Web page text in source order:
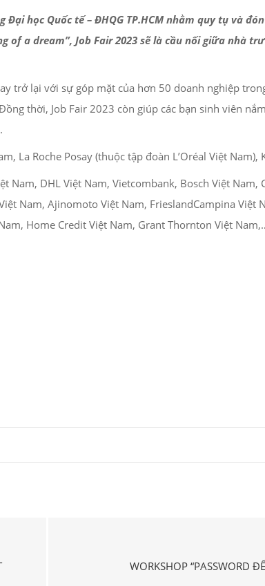
học Quốc tế – ĐHQG TP.HCM nhằm quy tụ và
of a dream”, Job Fair 2023 sẽlà cầu nối giữa nhà
lại với sự góp mặt của hơn 50 doanh nghiệp
thời, Job Fair 2023 còn giúp các bạn sinh viên
La Roche Posay (thuộc tập đoàn L’Oréal Việt Nam),
DHL Việt Nam, Vietcombank, Bosch Việt Nam,
Nam, Ajinomoto Việt Nam, FrieslandCampina Việt
Home Credit Việt Nam, Grant Thornton Việt
WORKSHOP “PASSWORD